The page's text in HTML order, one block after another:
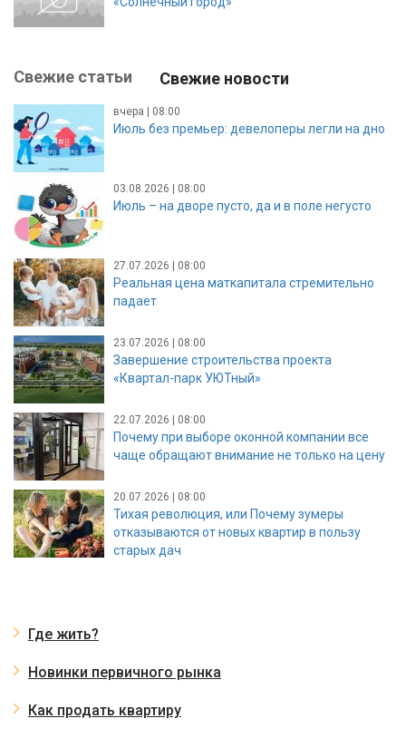
Свежие статьи Свежие новости
вчера | 08:00
Июль без премьер: девелоперы легли на дно
03.08.2026 | 08:00
Июль – на дворе пусто, да и в поле негусто
27.07.2026 | 08:00
Реальная цена маткапитала стремительно
падает
23.07.2026 | 08:00
Завершение строительства проекта
«Квартал-парк УЮТный»
22.07.2026 | 08:00
Почему при выборе оконной компании все
чаще обращают внимание не только на цену
20.07.2026 | 08:00
Тихая революция, или Почему зумеры
отказываются от новых квартир в пользу
старых дач
Где жить?
Новинки первичного рынка
Как продать квартиру